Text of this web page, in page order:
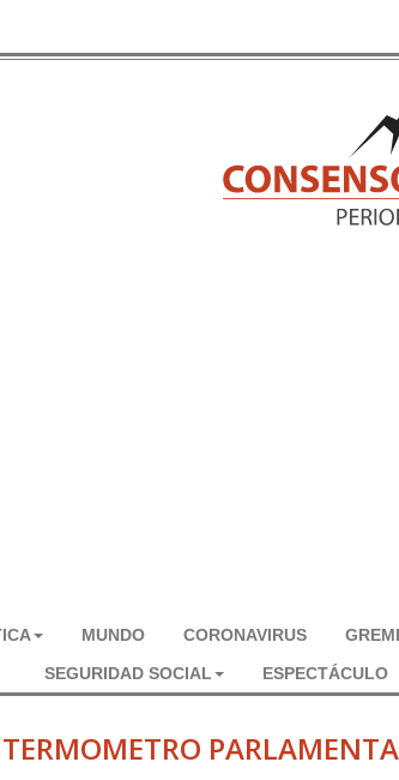
MUNDO CORONAVIRUS
SEGURIDAD SOCIAL
ESPECTÁCULO